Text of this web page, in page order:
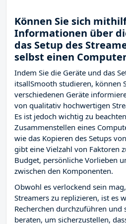
Können Sie sich
Informationen über
das Setup des
selbst einen
Indem Sie die Geräte und das
itsallSmooth studieren, können
verschiedenen Geräte
von qualitativ hochwertigen
Es ist jedoch wichtig zu
Zusammenstellen eines
wie das Kopieren des Setups
gibt eine Vielzahl von Faktoren
Budget, persönliche Vorlieben
zwischen den Komponenten.
Obwohl es verlockend sein
Streamers zu replizieren, ist es
Recherchen durchzuführen und
beraten, um sicherzustellen,